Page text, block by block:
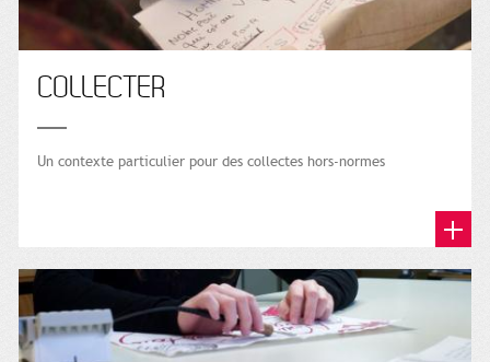
COLLECTER
Un contexte particulier pour des collectes hors-normes